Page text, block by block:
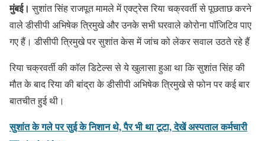
मुंबई। सुशांत सिंह राजपूत मामले में एक्ट्रेस रिया चक्रवर्ती से पूछताछ करने
वाले डीसीपी अभिषेक त्रिमुखे और उनके सभी घरवाले कोरोना पॉजिटिव पाए
गए हैं। डीसीपी त्रिमुखे पर सुशांत केस में जांच को लेकर सवाल उठते रहे हैं
रिया चक्रवर्ती की कॉल डिटेल्स से ये खुलासा हुआ था कि सुशांत सिंह की
मौत के बाद रिया की बांद्रा के डीसीपी अभिषेक त्रिमुखे से फोन पर कई बार
बातचीत हुई थी।
सुशांत के गले पर सुई के निशान थे, पैर भी था टूटा, देखें अस्पताल कर्मचारी